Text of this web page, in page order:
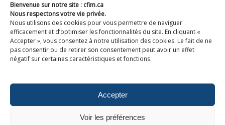
Bienvenue sur notre site : cfim.ca
Nous respectons votre vie privée.
Nous utilisons des cookies pour vous permettre de naviguer
efficacement et d’optimiser les fonctionnalités du site. En cliquant «
Accepter », vous consentez à notre utilisation des cookies. Le fait de ne
pas consentir ou de retirer son consentement peut avoir un effet
négatif sur certaines caractéristiques et fonctions.
Accepter
Voir les préférences
Devenir membre de CFIM
Suivez-nous